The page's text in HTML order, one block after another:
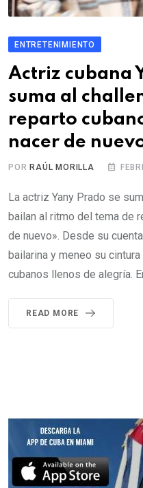
ENTRETENIMIENTO
Actriz cubana
suma al
reparto
nacer de
POR RAÚL MORILLA
La actriz Yany Prado se
bailan al ritmo del tema de
de nuevo». Desde su
bailarina y meneo su
cubanos llenos de alegría.
READ MORE